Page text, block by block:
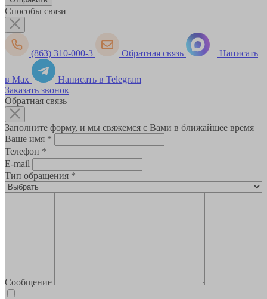
Способы связи
(863) 310-000-3 Обратная связь Написать
в Max
Написать в Telegram
Заказать звонок
Обратная связь
Заполните форму, и мы свяжемся с Вами в ближайшее время
Ваше имя *
Телефон *
E-mail
Тип обращения *
Сообщение